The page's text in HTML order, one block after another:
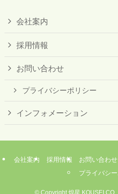
会社案内
採用情報
お問い合わせ
プライバシーポリシー
インフォメーション
会社案内 採用情報
お問い合わせ
プライバシ
© Copyright 煌星 KOUSEI